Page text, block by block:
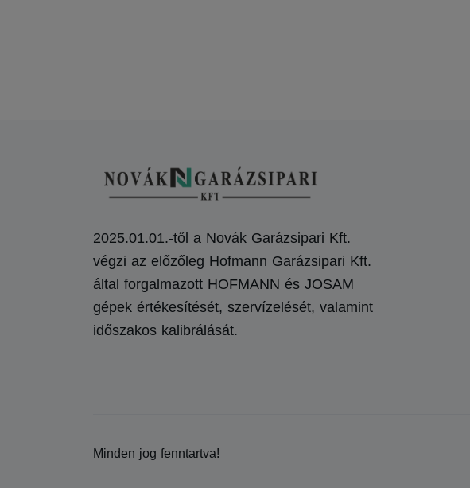
2025.01.01.-től a Novák Garázsipari Kft.
végzi az előzőleg Hofmann Garázsipari Kft.
által forgalmazott HOFMANN és JOSAM
gépek értékesítését, szervízelését, valamint
időszakos kalibrálását.
Minden jog fenntartva!